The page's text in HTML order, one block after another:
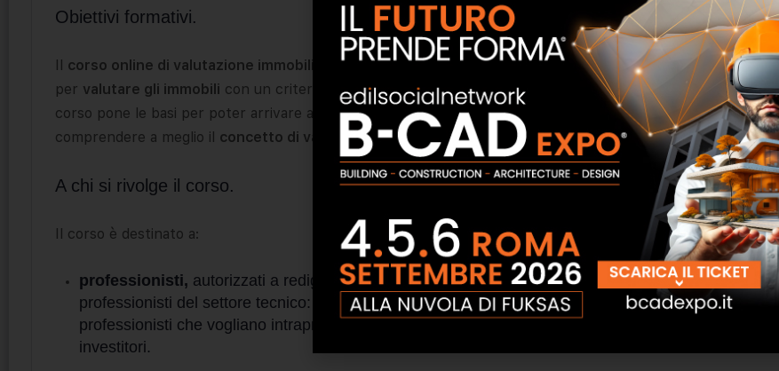
Obiettivi formativi.
Il corso online di valutazione immobiliare
fa in modo che il professionista acquisisca elementi pratici
per valutare gli immobili con un criterio prossimale a quello scientifico e con un margine di errore minimo. Il
corso pone le basi per poter arrivare a questo, fornendo tutte le nozioni culturali indispensabili per
comprendere a meglio il concetto di valutazionee metterlo in atto in qualsiasi situazione pratica.
A chi si rivolge il corso.
Il corso è destinato a:
professionisti, autorizzati a redigere stime di valutazione immobiliare. In particolare è rivolto ai
professionisti del settore tecnico: geometri, ingegneri, architetti, periti agrari e industriali e ad altri
professionisti che vogliano intraprendere mestiere di valutatore, come agenti immobiliari o
investitori.